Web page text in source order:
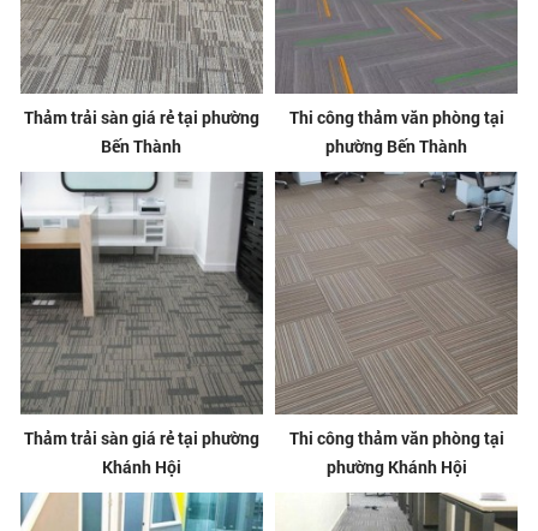
Thảm trải sàn giá rẻ tại phường
Bến Thành
Thi công thảm văn phòng tại
phường Bến Thành
Thảm trải sàn giá rẻ tại phường
Khánh Hội
Thi công thảm văn phòng tại
phường Khánh Hội